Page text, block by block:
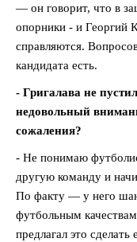
— он говорит, что в
опорники - и Георгий
справляются.
кандидата есть.
- Григалава не
недовольный
сожаления?
- Не понимаю
другую команду и
По факту — у него
футбольным
предлагал это